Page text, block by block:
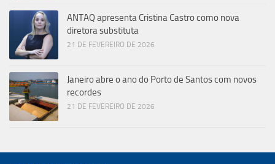
ANTAQ apresenta Cristina Castro como nova
diretora substituta
21 DE FEVEREIRO DE 2026
Janeiro abre o ano do Porto de Santos com novos
recordes
21 DE FEVEREIRO DE 2026